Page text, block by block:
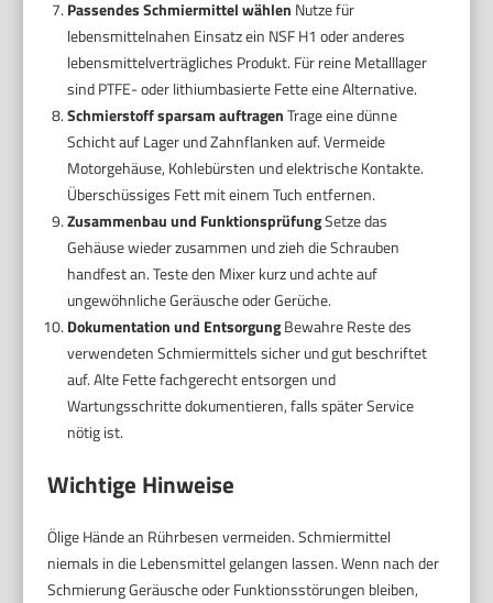
Passendes Schmiermittel wählen Nutze für
lebensmittelnahen Einsatz ein NSF H1 oder anderes
lebensmittelverträgliches Produkt. Für reine Metalllager
sind PTFE- oder lithiumbasierte Fette eine Alternative.
Schmierstoff sparsam auftragenTrage eine dünne
Schicht auf Lager und Zahnflanken auf. Vermeide
Motorgehäuse, Kohlebürsten und elektrische Kontakte.
Überschüssiges Fett mit einem Tuch entfernen.
Zusammenbau und FunktionsprüfungSetze das
Gehäuse wieder zusammen und zieh die Schrauben
handfest an. Teste den Mixer kurz und achte auf
ungewöhnliche Geräusche oder Gerüche.
Dokumentation und EntsorgungBewahre Reste des
verwendeten Schmiermittels sicher und gut beschriftet
auf. Alte Fette fachgerecht entsorgen und
Wartungsschritte dokumentieren, falls später Service
nötig ist.
Wichtige Hinweise
Ölige Hände an Rührbesen vermeiden. Schmiermittel
niemals in die Lebensmittel gelangen lassen. Wenn nach der
Schmierung Geräusche oder Funktionsstörungen bleiben,